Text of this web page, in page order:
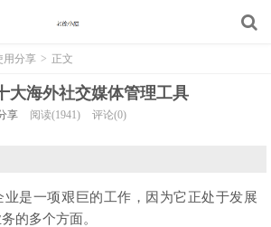
用分享 > 正文
大海外社交媒体管理工具
享 阅读(1941) 评论(0)
业是一项艰巨的工作，因为它正处于发展
的多个方面。